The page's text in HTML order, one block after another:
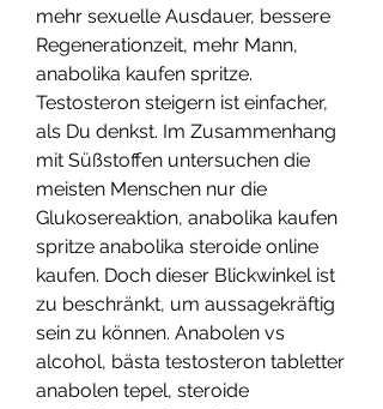
mehr sexuelle Ausdauer, bessere
Regenerationzeit, mehr Mann,
anabolika kaufen spritze.
Testosteron steigern ist einfacher,
als Du denkst. Im Zusammenhang
mit Süßstoffen untersuchen die
meisten Menschen nur die
Glukosereaktion, anabolika kaufen
spritze anabolika steroide online
kaufen. Doch dieser Blickwinkel ist
zu beschränkt, um aussagekräftig
sein zu können. Anabolen vs
alcohol, bästa testosteron tabletter
anabolen tepel, steroide